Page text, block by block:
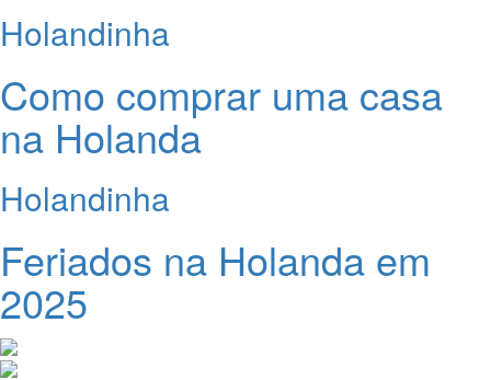
Holandinha
Como comprar uma casa
na Holanda
Holandinha
Feriados na Holanda em
2025